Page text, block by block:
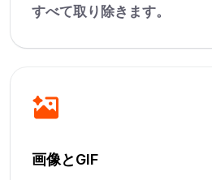
すべて取り除きます。
画像とGIF